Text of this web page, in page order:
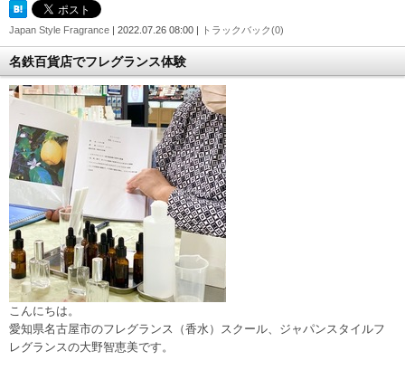
Japan Style Fragrance | 2022.07.26 08:00 | トラックバック(0)
名鉄百貨店でフレグランス体験
こんにちは。
愛知県名古屋市のフレグランス（香水）スクール、ジャパンスタイルフ
レグランスの大野智恵美です。